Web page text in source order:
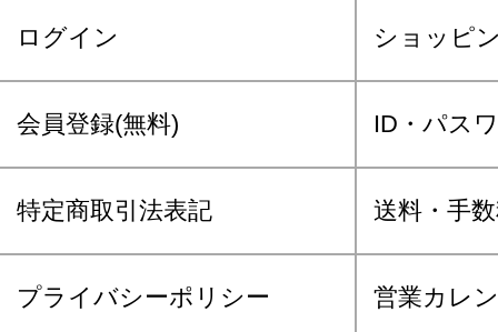
ログイン ショッピ
会員登録(無料) ID・パス
特定商取引法表記 送料・手
プライバシーポリシー 営業カレ